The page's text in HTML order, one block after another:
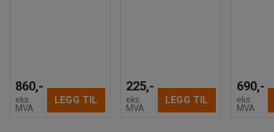
860,-
eks.
MVA
LEGG TIL
225,-
eks.
MVA
LEGG TIL
690,-
eks.
MVA